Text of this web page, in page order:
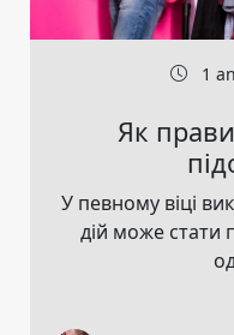
1
Як
У певному віці
дій може